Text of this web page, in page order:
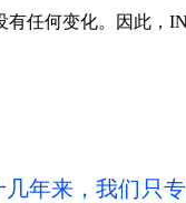
任何变化。因此，
年来，我们只